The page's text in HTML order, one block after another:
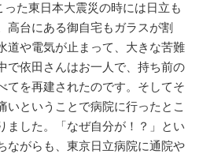
た東日本大震災の時には日立も
高台にある御自宅もガラスが割
道や電気が止まって、大きな苦難
で依田さんはお一人で、持ち前の
てを再建されたのです。そしてそ
いということで病院に行ったとこ
ました。「なぜ自分が！？」とい
ながらも、東京日立病院に通院や